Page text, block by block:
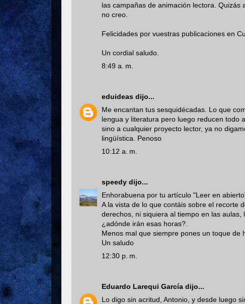
las campañas de animación lectora.
no creo.
Felicidades por vuestras publicaciones en
Un cordial saludo.
8:49 a. m.
eduideas dijo...
Me encantan tus sesquidécadas. Lo que
lengua y literatura pero luego reducen todo
sino a cualquier proyecto lector, ya no
lingüística. Penoso
10:12 a. m.
speedy dijo...
Enhorabuena por tu artículo "Leer en
A la vista de lo que contáis sobre el recorte
derechos, ni siquiera al tiempo en las
¿adónde irán esas horas?.
Menos mal que siempre pones un toque de
Un saludo
12:30 p. m.
Eduardo Larequi García dijo...
Lo digo sin acritud, Antonio, y desde luego